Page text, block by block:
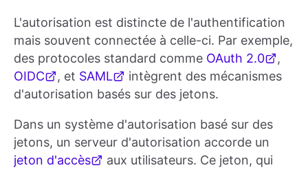
L'autorisation est distincte de l'authentification
mais souvent connectée à celle-ci. Par exemple,
des protocoles standard comme OAuth 2.0
,
OIDC
, et SAML
intègrent des mécanismes
d'autorisation basés sur des jetons.
Dans un système d'autorisation basé sur des
jetons, un serveur d'autorisation accorde un
jeton d'accès
aux utilisateurs. Ce jeton, qui